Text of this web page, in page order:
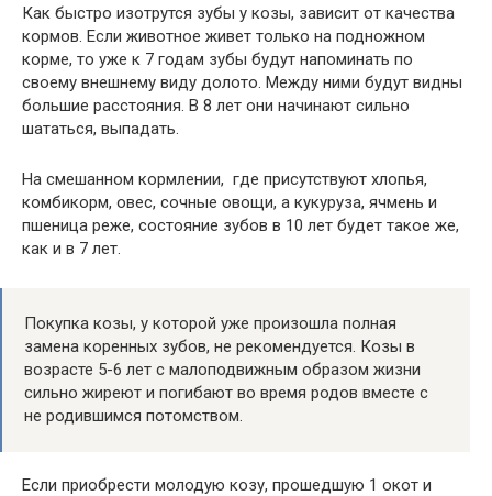
Как быстро изотрутся зубы у козы, зависит от качества
кормов. Если животное живет только на подножном
корме, то уже к 7 годам зубы будут напоминать по
своему внешнему виду долото. Между ними будут видны
большие расстояния. В 8 лет они начинают сильно
шататься, выпадать.
На смешанном кормлении, где присутствуют хлопья,
комбикорм, овес, сочные овощи, а кукуруза, ячмень и
пшеница реже, состояние зубов в 10 лет будет такое же,
как и в 7 лет.
Покупка козы, у которой уже произошла полная
замена коренных зубов, не рекомендуется. Козы в
возрасте 5-6 лет с малоподвижным образом жизни
сильно жиреют и погибают во время родов вместе с
не родившимся потомством.
Если приобрести молодую козу, прошедшую 1 окот и